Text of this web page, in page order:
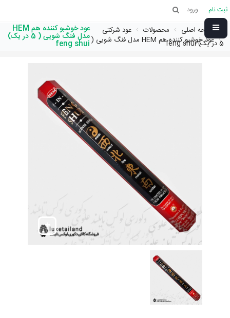
ثبت نام ورود
صفحه اصلی محصولات
عود شرکتی
عود خوشبو کننده هم HEM مدل فنگ شویی (
5 در یک) feng shui
عود خوشبو کننده هم HEM
مدل فنگ شویی ( 5 در یک)
feng shui